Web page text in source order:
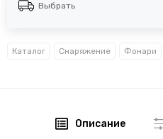
Выбрать
Каталог Снаряжение Фонари
Описание